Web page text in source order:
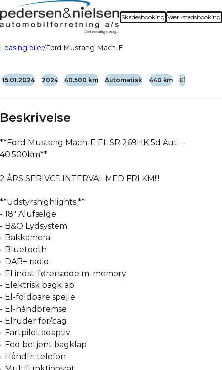
Skadesbooking Værkstedsbooking
Leasing biler Ford Mustang Mach-E
Nyhed
15.01.2024 2024 40.500 km Automatisk 440 km El
Beskrivelse
**Ford Mustang Mach-E EL SR 269HK 5d Aut. –
40.500km**
2 ÅRS SERIVCE INTERVAL MED FRI KM!!!
**Udstyrshighlights:**
- 18" Alufælge
- B&O Lydsystem
- Bakkamera
- Bluetooth
- DAB+ radio
- El indst. førersæde m. memory
- Elektrisk bagklap
- El-foldbare spejle
- El-håndbremse
- Elruder for/bag
- Fartpilot adaptiv
- Fod betjent bagklap
- Håndfri telefon